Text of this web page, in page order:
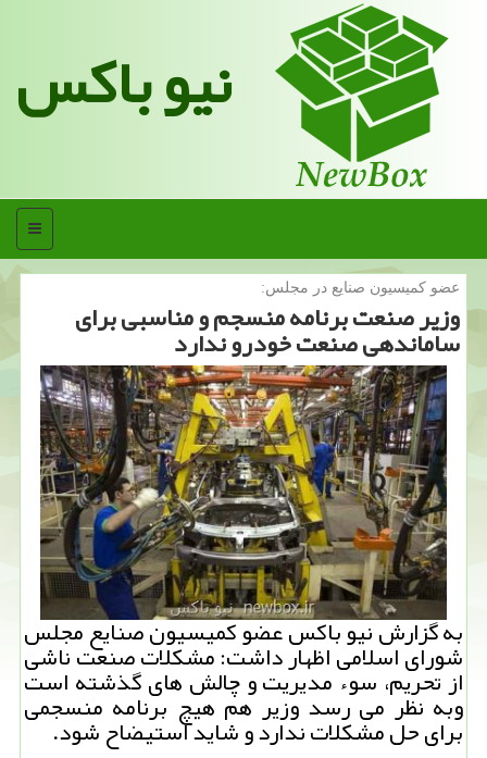
نیو باکس
منو
عضو كمیسیون صنایع در مجلس:
وزیر صنعت برنامه منسجم و مناسبی برای
ساماندهی صنعت خودرو ندارد
به گزارش نیو باكس عضو كمیسیون صنایع مجلس
شورای اسلامی اظهار داشت: مشكلات صنعت ناشی
از تحریم، سوء مدیریت و چالش های گذشته است
وبه نظر می رسد وزیر هم هیچ برنامه منسجمی
برای حل مشكلات ندارد و شاید استیضاح شود.